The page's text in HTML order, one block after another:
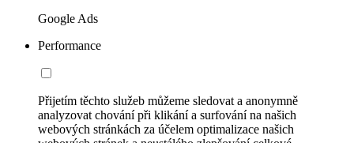
Google Ads
Performance
Přijetím těchto služeb můžeme sledovat a anonymně
analyzovat chování při klikání a surfování na našich
webových stránkách za účelem optimalizace našich